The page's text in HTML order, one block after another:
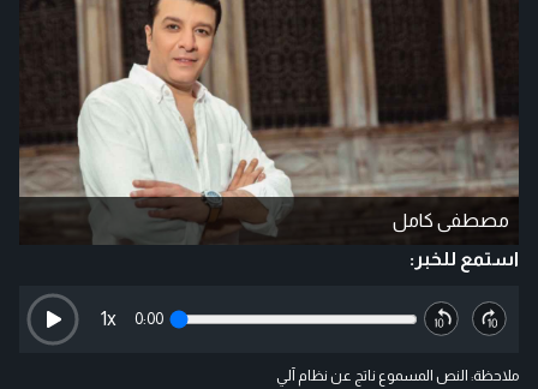
مصطفى كامل
استمع للخبر:
0:00
1x
ملاحظة: النص المسموع ناتج عن نظام آلي